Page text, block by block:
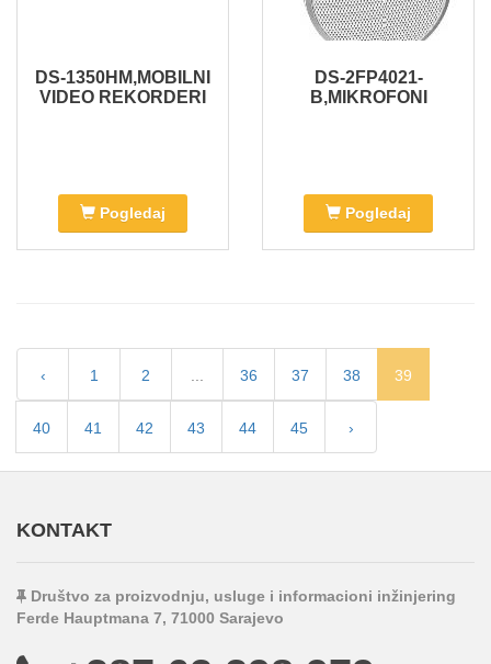
DS-1350HM,MOBILNI
VIDEO REKORDERI
Pogledaj
DS-2FP4021-
B,MIKROFONI
Pogledaj
‹ 1 2 36 37 38 39
40 41 42 43 44 45 ›
KONTAKT
Društvo za proizvodnju, usluge i informacioni inžinjering
Ferde Hauptmana 7, 71000 Sarajevo